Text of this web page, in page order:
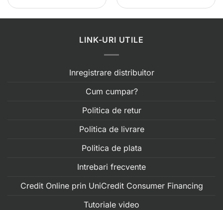
LINK-URI UTILE
Inregistrare distribuitor
Cum cumpar?
Politica de retur
Politica de livrare
Politica de plata
Intrebari frecvente
Credit Online prin UniCredit Consumer Financing
Tutoriale video